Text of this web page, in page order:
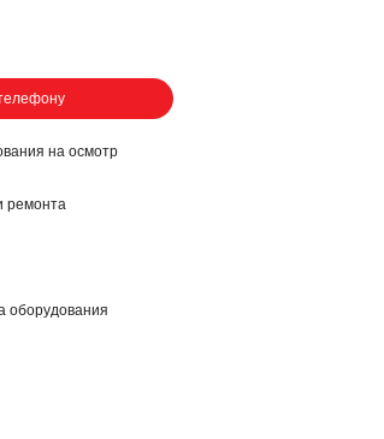
на осмотр
ремонта
оборудования